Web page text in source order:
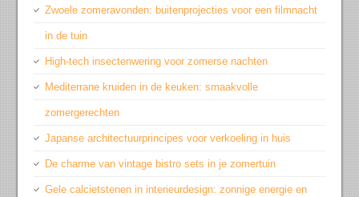
Zwoele zomeravonden: buitenprojecties voor een filmnacht
in de tuin
High-tech insectenwering voor zomerse nachten
Mediterrane kruiden in de keuken: smaakvolle
zomergerechten
Japanse architectuurprincipes voor verkoeling in huis
De charme van vintage bistro sets in je zomertuin
Gele calcietstenen in interieurdesign: zonnige energie en